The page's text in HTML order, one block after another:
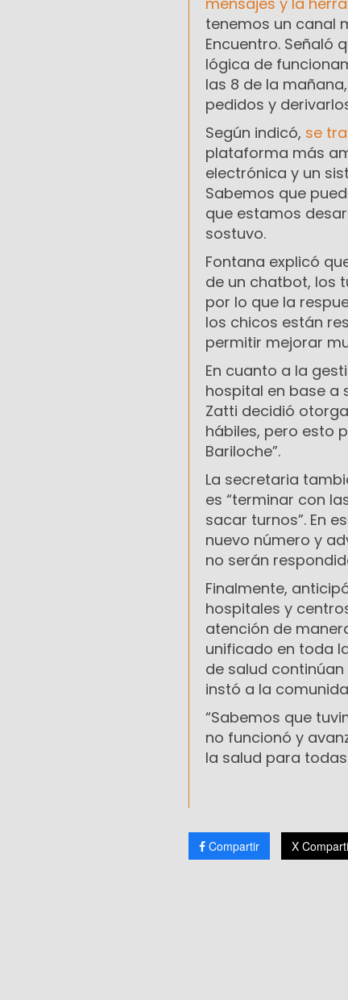
tenemos un canal
Encuentro. Señaló
lógica de
las 8 de la
pedidos y
Según indicó, se
plataforma más
electrónica y un
Sabemos que
que estamos
sostuvo.
Fontana explicó
de un chatbot, los
por lo que la
los chicos están
permitir mejorar
En cuanto a la
hospital en base a
Zatti decidió
hábiles, pero esto
Bariloche”.
La secretaria
es “terminar con
sacar turnos”. En
nuevo número y
no serán
Finalmente,
hospitales y
atención de
unificado en toda
de salud
instó a la
“Sabemos que
no funcionó y
la salud para
Compartir X